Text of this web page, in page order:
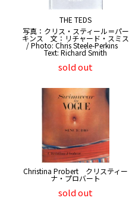
THE TEDS
写真：クリス・スティール＝パー
キンス 文：リチャード・スミス
/ Photo: Chris Steele-Perkins
Text: Richard Smith
sold out
Christina Probert クリスティー
ナ・プロバート
sold out